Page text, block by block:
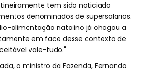
tem sido noticiado
denominados de supersalários.
alimentação natalino já chegou a
em face desse contexto de
vale-tudo."
o ministro da Fazenda, Fernando